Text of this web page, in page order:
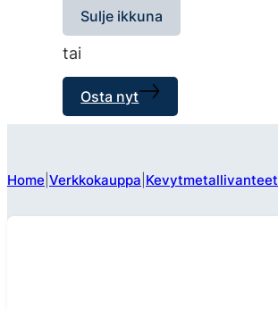
Sulje ikkuna
tai
Osta nyt
Home Verkkokauppa Kevytmetallivanteet